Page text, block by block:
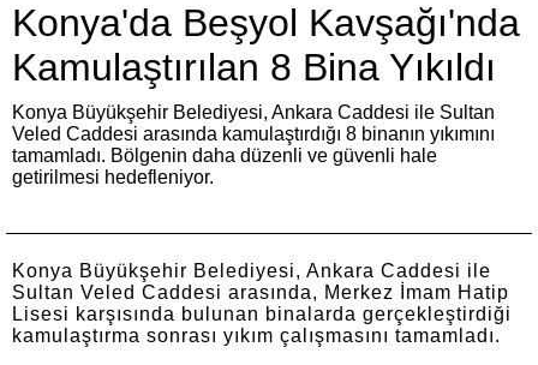
Konya'da Beşyol Kavşağı'nda
Kamulaştırılan 8 Bina Yıkıldı
Konya Büyükşehir Belediyesi, Ankara Caddesi ile Sultan
Veled Caddesi arasında kamulaştırdığı 8 binanın yıkımını
tamamladı. Bölgenin daha düzenli ve güvenli hale
getirilmesi hedefleniyor.
Konya Büyükşehir Belediyesi, Ankara Caddesi ile
Sultan Veled Caddesi arasında, Merkez İmam Hatip
Lisesi karşısında bulunan binalarda gerçekleştirdiği
kamulaştırma sonrası yıkım çalışmasını tamamladı.